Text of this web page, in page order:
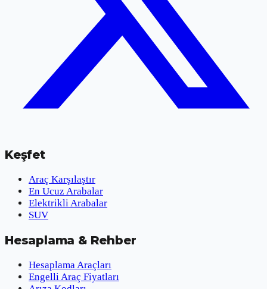
Keşfet
Araç Karşılaştır
En Ucuz Arabalar
Elektrikli Arabalar
SUV
Hesaplama & Rehber
Hesaplama Araçları
Engelli Araç Fiyatları